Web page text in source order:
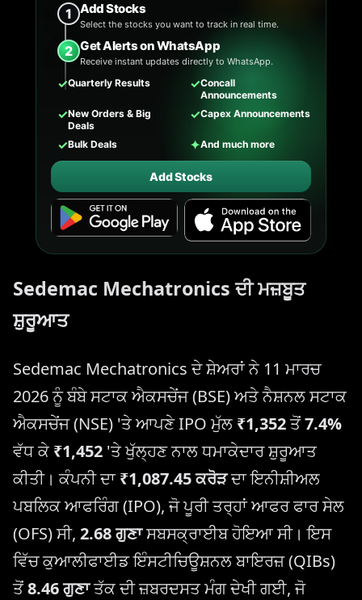
1 Add Stocks
Select the stocks you want to track in real time.
2 Get Alerts on WhatsApp
Receive instant updates directly to WhatsApp.
✓Quarterly Results ✓Concall
Announcements
✓New Orders & Big
Deals
✓Capex Announcements
✓Bulk Deals ✦And much more
Add Stocks
Sedemac Mechatronics ਦੀ ਮਜ਼ਬੂਤ
ਸ਼ੁਰੂਆਤ
Sedemac Mechatronics ਦੇ ਸ਼ੇਅਰਾਂ ਨੇ 11 ਮਾਰਚ
2026 ਨੂੰ ਬੰਬੇ ਸਟਾਕ ਐਕਸਚੇਂਜ (BSE) ਅਤੇ ਨੈਸ਼ਨਲ ਸਟਾਕ
ਐਕਸਚੇਂਜ (NSE) 'ਤੇ ਆਪਣੇ IPO ਮੁੱਲ ₹1,352ਤੋਂ7.4%
ਵੱਧ ਕੇ ₹1,452 'ਤੇ ਖੁੱਲ੍ਹਣ ਨਾਲ ਧਮਾਕੇਦਾਰ ਸ਼ੁਰੂਆਤ
ਕੀਤੀ। ਕੰਪਨੀ ਦਾ₹1,087.45 ਕਰੋੜਦਾ ਇਨੀਸ਼ੀਅਲ
ਪਬਲਿਕ ਆਫਰਿੰਗ (IPO), ਜੋ ਪੂਰੀ ਤਰ੍ਹਾਂ ਆਫਰ ਫਾਰ ਸੇਲ
(OFS) ਸੀ, 2.68 ਗੁਣਾਸਬਸਕ੍ਰਾਈਬ ਹੋਇਆ ਸੀ। ਇਸ
ਵਿੱਚ ਕੁਆਲੀਫਾਈਡ ਇੰਸਟੀਚਿਊਸ਼ਨਲ ਬਾਇਰਜ਼ (QIBs)
ਤੋਂ8.46 ਗੁਣਾਤੱਕ ਦੀ ਜ਼ਬਰਦਸਤ ਮੰਗ ਦੇਖੀ ਗਈ, ਜੋ